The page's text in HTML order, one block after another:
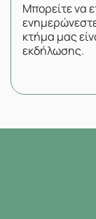
Μπορείτε να
κτήμα μας
εκδήλωσης.